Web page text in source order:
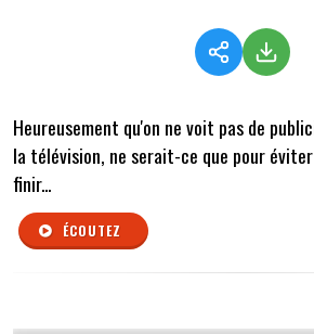
Heureusement qu'on ne voit pas de
la télévision, ne serait-ce que pour
finir...
ÉCOUTEZ